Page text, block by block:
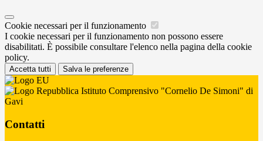
Cookie necessari per il funzionamento
I cookie necessari per il funzionamento non possono essere
disabilitati. È possibile consultare l'elenco nella pagina della cookie
policy.
Accetta tutti Salva le preferenze
Istituto Comprensivo "Cornelio De Simoni" di
Gavi
Contatti